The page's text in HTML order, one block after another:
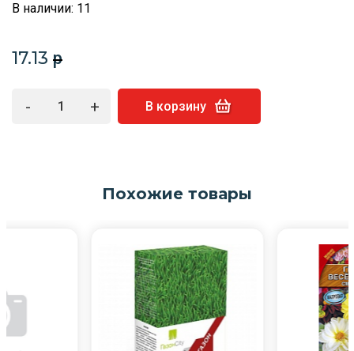
В наличии: 11
17.13 p
- + В корзину
Похожие товары